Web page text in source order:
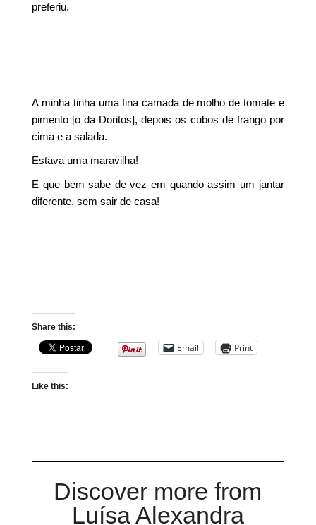
preferiu.
A minha tinha uma fina camada de molho de tomate e
pimento [o da Doritos], depois os cubos de frango por
cima e a salada.
Estava uma maravilha!
E que bem sabe de vez em quando assim um jantar
diferente, sem sair de casa!
Share this:
Email Print
Like this:
Discover more from
Luísa Alexandra